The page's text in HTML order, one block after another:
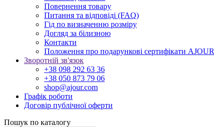
Повернення товару
Питання та відповіді (FAQ)
Гід по визначенню розміру
Догляд за білизною
Контакти
Положення про подарункові сертифікати AJOUR
Зворотній зв'язок
+38 098 292 63 36
+38 050 873 79 06
shop@ajour.com
Графік роботи
Договір публічної оферти
Пошук по каталогу